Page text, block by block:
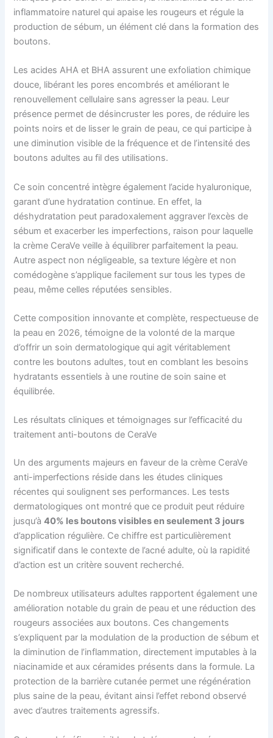
inflammatoire naturel qui apaise les rougeurs et régule la
production de sébum, un élément clé dans la formation des
boutons.
Les acides AHA et BHA assurent une exfoliation chimique
douce, libérant les pores encombrés et améliorant le
renouvellement cellulaire sans agresser la peau. Leur
présence permet de désincruster les pores, de réduire les
points noirs et de lisser le grain de peau, ce qui participe à
une diminution visible de la fréquence et de l’intensité des
boutons adultes au fil des utilisations.
Ce soin concentré intègre également l’acide hyaluronique,
garant d’une hydratation continue. En effet, la
déshydratation peut paradoxalement aggraver l’excès de
sébum et exacerber les imperfections, raison pour laquelle
la crème CeraVe veille à équilibrer parfaitement la peau.
Autre aspect non négligeable, sa texture légère et non
comédogène s’applique facilement sur tous les types de
peau, même celles réputées sensibles.
Cette composition innovante et complète, respectueuse de
la peau en 2026, témoigne de la volonté de la marque
d’offrir un soin dermatologique qui agit véritablement
contre les boutons adultes, tout en comblant les besoins
hydratants essentiels à une routine de soin saine et
équilibrée.
Les résultats cliniques et témoignages sur l’efficacité du
traitement anti-boutons de CeraVe
Un des arguments majeurs en faveur de la crème CeraVe
anti-imperfections réside dans les études cliniques
récentes qui soulignent ses performances. Les tests
dermatologiques ont montré que ce produit peut réduire
jusqu’à40% les boutons visibles en seulement 3 jours
d’application régulière. Ce chiffre est particulièrement
significatif dans le contexte de l’acné adulte, où la rapidité
d’action est un critère souvent recherché.
De nombreux utilisateurs adultes rapportent également une
amélioration notable du grain de peau et une réduction des
rougeurs associées aux boutons. Ces changements
s’expliquent par la modulation de la production de sébum et
la diminution de l’inflammation, directement imputables à la
niacinamide et aux céramides présents dans la formule. La
protection de la barrière cutanée permet une régénération
plus saine de la peau, évitant ainsi l’effet rebond observé
avec d’autres traitements agressifs.